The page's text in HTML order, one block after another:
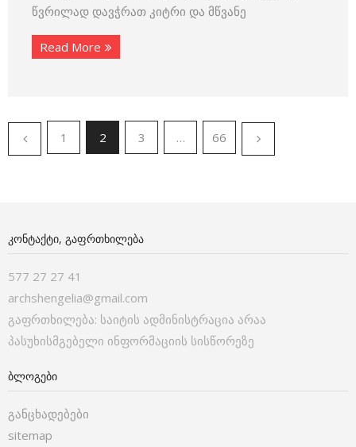
წვრილად დავჭრათ კიტრი და მწვანე
Read More
1 2 3 … 66
ᲙᲝᲜᲢᲐᲥᲢᲘ, ᲒᲐᲤᲠᲗᲮᲘᲚᲔᲑᲐ
577 27 27 41
archshengelia@gmail.com
გაფრთხილება: საიტის ადმინისტრაცია არაა
პასუხისმგებელი ინფორმაციის სისწორეზე
ᲑᲚᲝᲒᲔᲑᲘ
განცხადებები
sitemap